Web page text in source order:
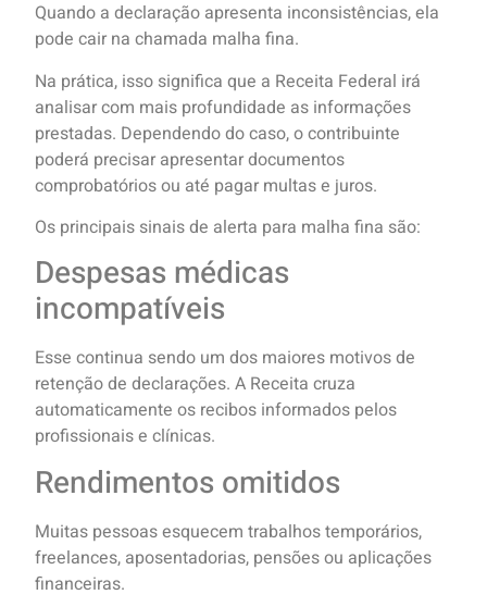
Quando a declaração apresenta inconsistências, ela
pode cair na chamada malha fina.
Na prática, isso significa que a Receita Federal irá
analisar com mais profundidade as informações
prestadas. Dependendo do caso, o contribuinte
poderá precisar apresentar documentos
comprobatórios ou até pagar multas e juros.
Os principais sinais de alerta para malha fina são:
Despesas médicas
incompatíveis
Esse continua sendo um dos maiores motivos de
retenção de declarações. A Receita cruza
automaticamente os recibos informados pelos
profissionais e clínicas.
Rendimentos omitidos
Muitas pessoas esquecem trabalhos temporários,
freelances, aposentadorias, pensões ou aplicações
financeiras.